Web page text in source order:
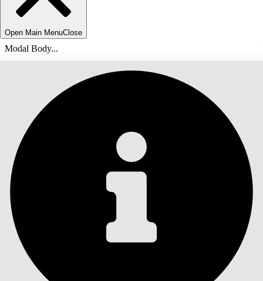
Open Main MenuClose
Modal Body...
Índice de materias
ÍNDICE DE MATERIAS
Buscar